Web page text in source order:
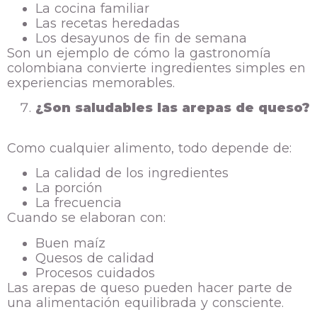
La cocina familiar
Las recetas heredadas
Los desayunos de fin de semana
Son un ejemplo de cómo la gastronomía
colombiana convierte ingredientes simples en
experiencias memorables.
¿Son saludables las arepas de queso?
Como cualquier alimento, todo depende de:
La calidad de los ingredientes
La porción
La frecuencia
Cuando se elaboran con:
Buen maíz
Quesos de calidad
Procesos cuidados
Las arepas de queso pueden hacer parte de
una alimentación equilibrada y consciente.